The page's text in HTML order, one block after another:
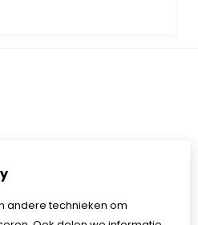
andere technieken om